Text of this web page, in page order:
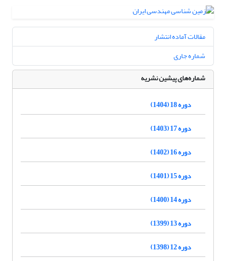
مقالات آماده انتشار
شماره جاری
شماره‌های پیشین نشریه
دوره 18 (1404)
دوره 17 (1403)
دوره 16 (1402)
دوره 15 (1401)
دوره 14 (1400)
دوره 13 (1399)
دوره 12 (1398)